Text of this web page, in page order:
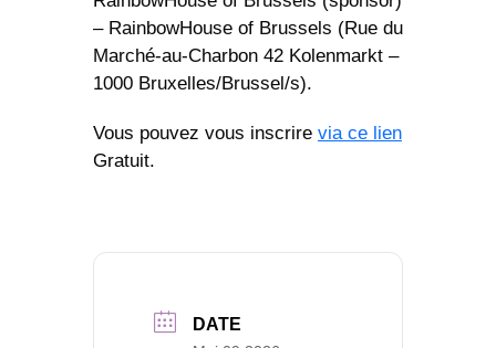
– RainbowHouse of Brussels (Rue du
Marché-au-Charbon 42 Kolenmarkt –
1000 Bruxelles/Brussel/s).
Vous pouvez vous inscrire via ce lien
Gratuit.
DATE